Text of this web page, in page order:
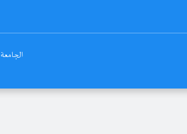
الجامعة